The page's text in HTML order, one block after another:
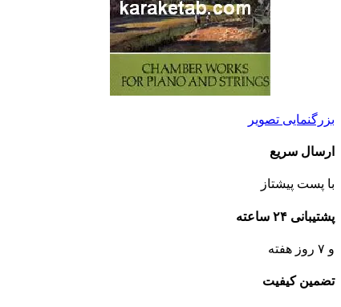
بزرگنمایی تصویر
ارسال سریع
با پست پیشتاز
پشتیبانی ۲۴ ساعته
و ۷ روز هفته
تضمین کیفیت